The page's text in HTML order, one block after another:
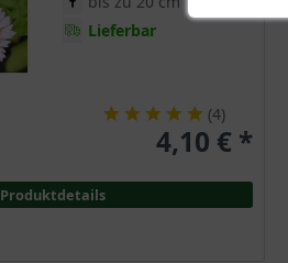
Lieferbar
(4)
4,10 € *
Produktdetails